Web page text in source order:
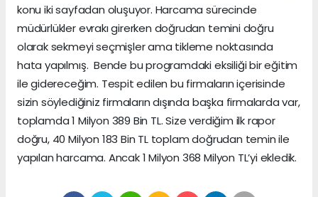
konu iki sayfadan oluşuyor. Harcama sürecinde
müdürlükler evrakı girerken doğrudan temini doğru
olarak sekmeyi seçmişler ama tikleme noktasında
hata yapılmış. Bende bu programdaki eksiliği bir eğitim
ile gidereceğim. Tespit edilen bu firmaların içerisinde
sizin söylediğiniz firmaların dışında başka firmalarda var,
toplamda 1 Milyon 389 Bin TL. Size verdiğim ilk rapor
doğru, 40 Milyon 183 Bin TL toplam doğrudan temin ile
yapılan harcama. Ancak 1 Milyon 368 Milyon TL’yi ekledik.